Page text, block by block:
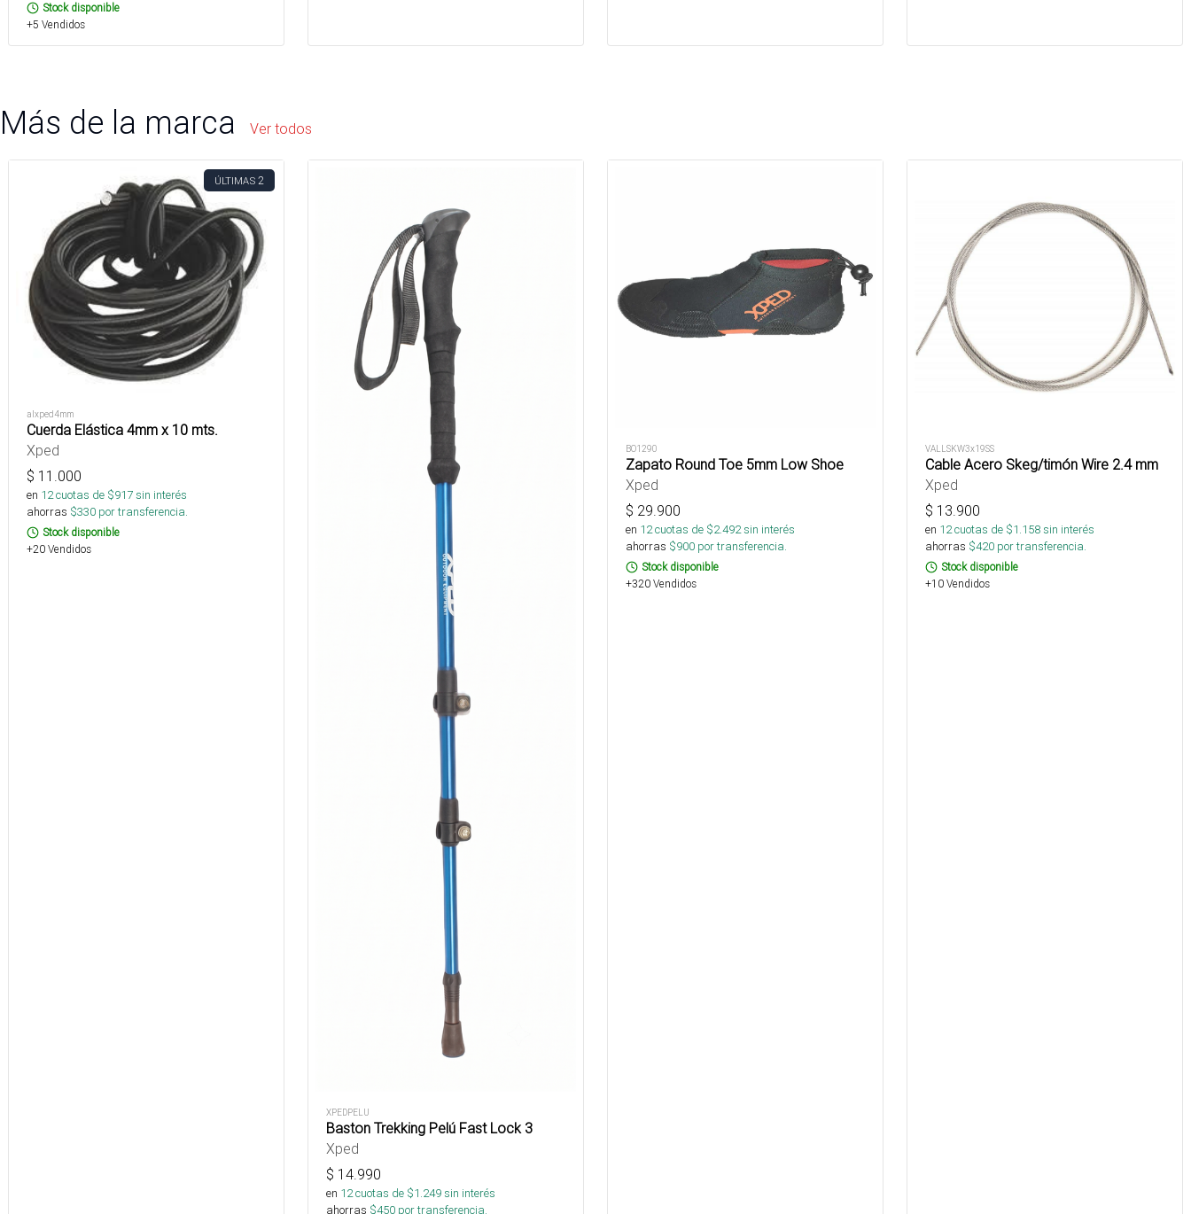
Stock disponible
+5 Vendidos
Más de la marca Ver todos
ÚLTIMAS 2
alxped4mm
Cuerda Elástica 4mm x 10 mts.
Xped
$ 11.000
en 12cuotas de $917sin interés
ahorras $330 por transferencia.
Stock disponible
+20 Vendidos
XPEDPELU
Baston Trekking Pelú Fast Lock 3
Xped
$ 14.990
en 12cuotas de $1.249sin interés
ahorras $450 por transferencia.
BO1290
Zapato Round Toe 5mm Low Shoe
Xped
$ 29.900
en 12cuotas de $2.492sin interés
ahorras $900 por transferencia.
Stock disponible
+320 Vendidos
VALLSKW3x19SS
Cable Acero Skeg/timón Wire 2.4 mm
Xped
$ 13.900
en 12cuotas de $1.158sin interés
ahorras $420 por transferencia.
Stock disponible
+10 Vendidos